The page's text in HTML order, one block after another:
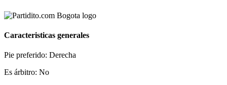
Caracteristicas generales
Pie preferido: Derecha
Es árbitro: No